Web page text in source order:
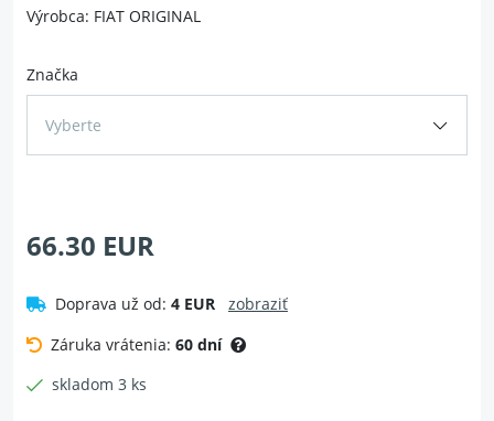
Výrobca: FIAT ORIGINAL
Značka
Vyberte
66.30 EUR
Doprava už od: 4 EUR
zobraziť
Záruka vrátenia: 60 dní
skladom 3 ks